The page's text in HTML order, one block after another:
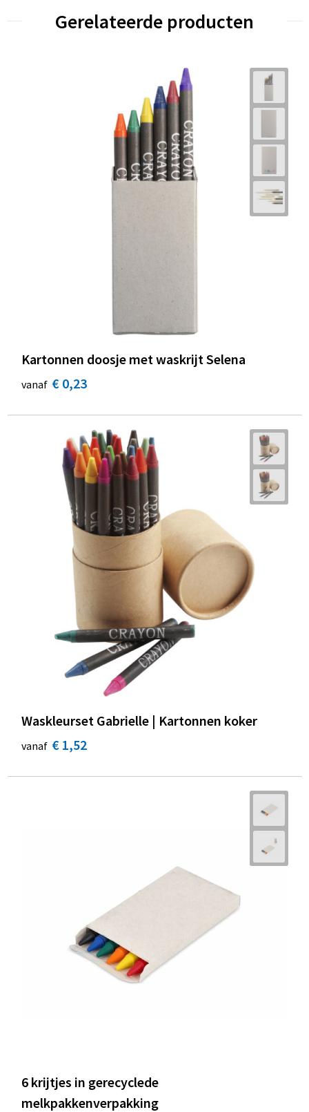
Gerelateerde producten
Kartonnen doosje met waskrijt Selena
vanaf € 0,23
Waskleurset Gabrielle | Kartonnen koker
vanaf € 1,52
6 krijtjes in gerecyclede
melkpakkenverpakking